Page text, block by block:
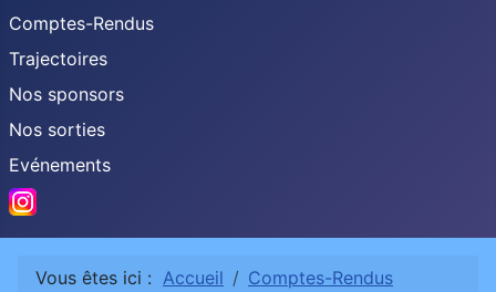
Comptes-Rendus
Trajectoires
Nos sponsors
Nos sorties
Evénements
Instagram
Vous êtes ici : Accueil
Comptes-Rendus